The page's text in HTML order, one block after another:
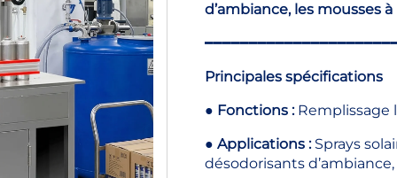
d’ambiance, les mousses
Principales spécifications
● Fonctions : Remplissage
● Applications : Sprays
désodorisants